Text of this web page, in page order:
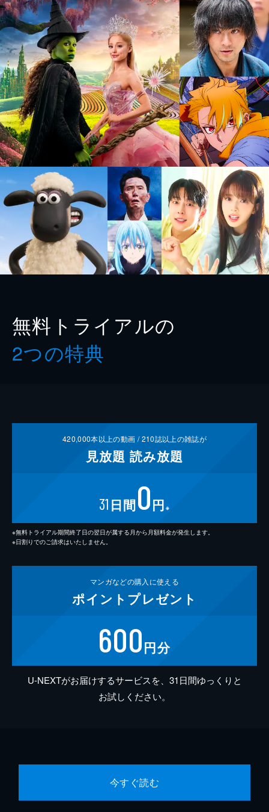
無料トライアルの
2つの特典
420,000本以上の動画 /210誌以上の雑誌が
見放題 読み放題
31 日間0円 ※
※無料トライアル期間終了日の翌日が属する月から月額料金が発生します。
※日割りでのご請求はいたしません。
マンガなどの購入に使える
ポイント プレゼント
600円分
U-NEXTがお届けするサービスを、31日間ゆっくりと
お試しください。
今すぐ読む